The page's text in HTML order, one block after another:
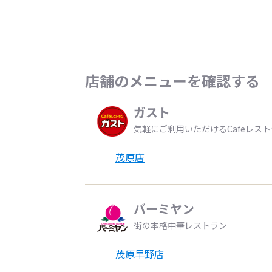
店舗のメニューを確認する
ガスト
気軽にご利用いただけるCafeレス
茂原店
バーミヤン
街の本格中華レストラン
茂原早野店